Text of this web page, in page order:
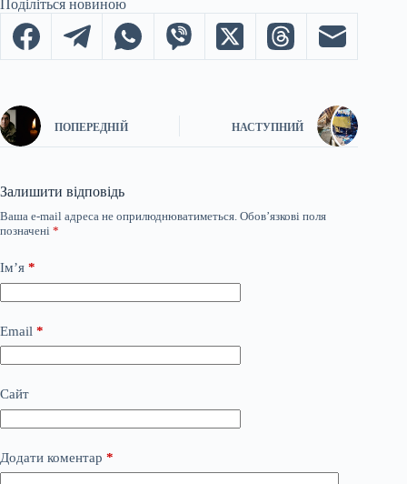
Поділіться новиною
ПОПЕРЕДНІЙ НАСТУПНИЙ
Залишити відповідь
Ваша e-mail адреса не оприлюднюватиметься. Обов’язкові поля
позначені *
Ім’я *
Email *
Сайт
Додати коментар *